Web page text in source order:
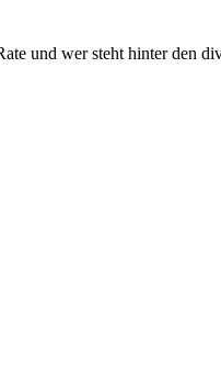
und wer steht hinter den